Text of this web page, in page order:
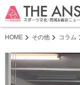
HOME その他 コラム